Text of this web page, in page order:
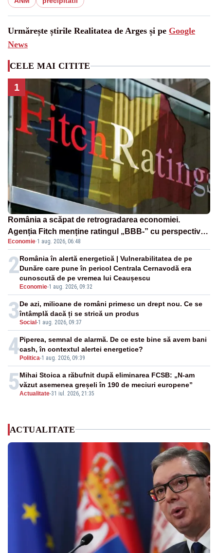
Urmărește știrile Realitatea de Arges și pe Google
News
CELE MAI CITITE
1
România a scăpat de retrogradarea economiei.
Agenția Fitch menține ratingul „BBB-” cu perspectivă
negativă
Economie·1 aug. 2026, 06:48
2
Economie-1 aug. 2026, 09:32
România în alertă energetică | Vulnerabilitatea de pe
Dunăre care pune în pericol Centrala Cernavodă era
cunoscută de pe vremea lui Ceaușescu
3Social-1 aug. 2026, 09:37
De azi, milioane de români primesc un drept nou. Ce se
întâmplă dacă ți se strică un produs
4Politica-1 aug. 2026, 09:39
Piperea, semnal de alarmă. De ce este bine să avem bani
cash, în contextul alertei energetice?
5Actualitate-31 iul. 2026, 21:35
Mihai Stoica a răbufnit după eliminarea FCSB: „N-am
văzut asemenea greșeli în 190 de meciuri europene”
ACTUALITATE